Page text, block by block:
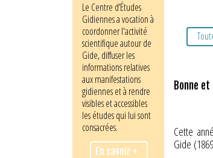
Le Centre d’Études
Gidiennes a vocation à
coordonner l'activité
scientifique autour de
Gide, diffuser les
informations relatives
aux manifestations
gidiennes et à rendre
visibles et accessibles
les études qui lui sont
consacrées.
En savoir +
Bonne
Cette
Gide